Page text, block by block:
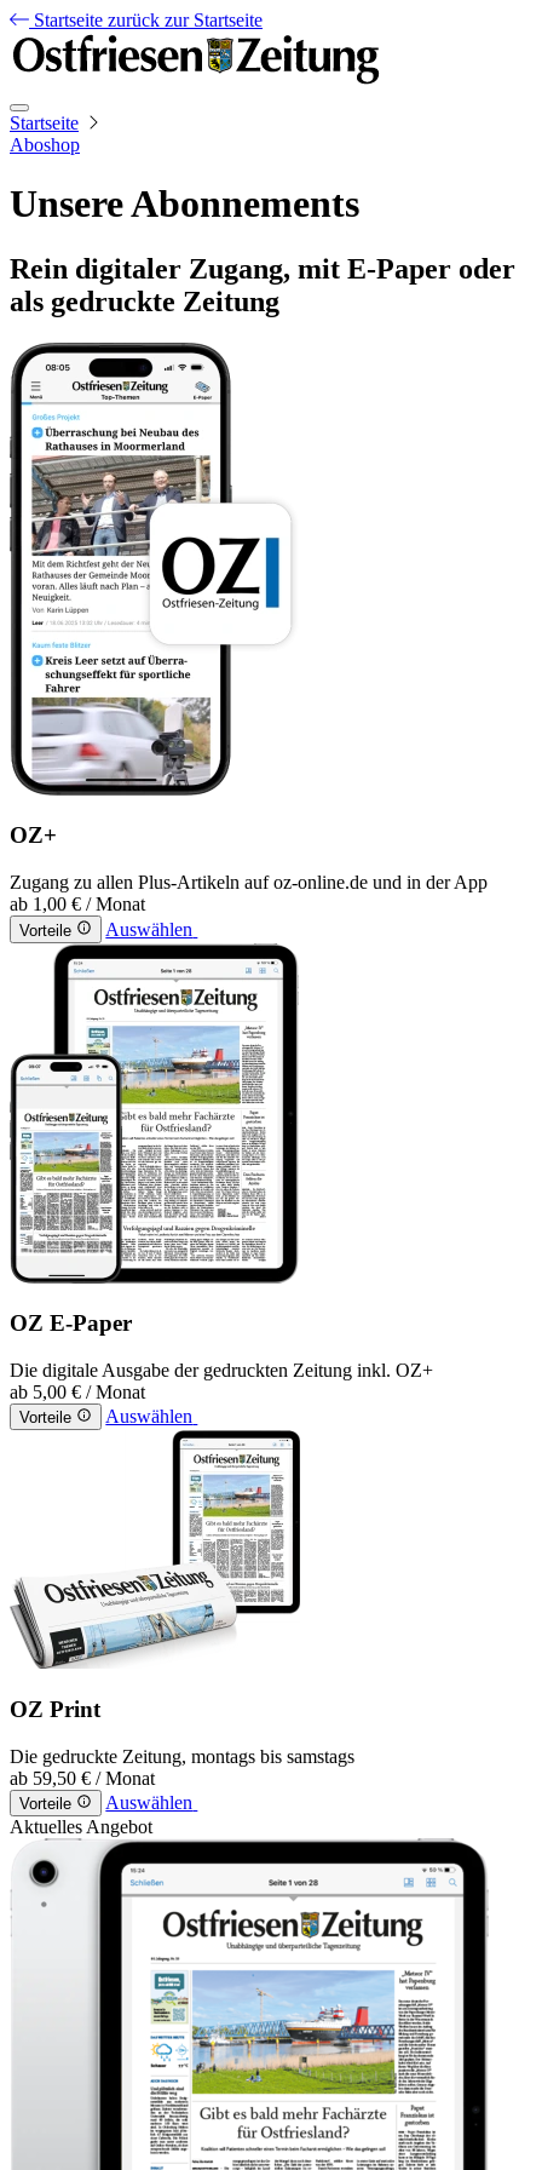
Startseite zurück zur Startseite
Startseite
Aboshop
Unsere Abonnements
Rein digitaler Zugang, mit E-Paper oder
als gedruckte Zeitung
OZ+
Zugang zu allen Plus-Artikeln auf oz-online.de und in der App
ab 1,00 € / Monat
Vorteile Auswählen
OZ E-Paper
Die digitale Ausgabe der gedruckten Zeitung inkl. OZ+
ab 5,00 € / Monat
Vorteile Auswählen
OZ Print
Die gedruckte Zeitung, montags bis samstags
ab 59,50 € / Monat
Vorteile
Auswählen
Aktuelles Angebot